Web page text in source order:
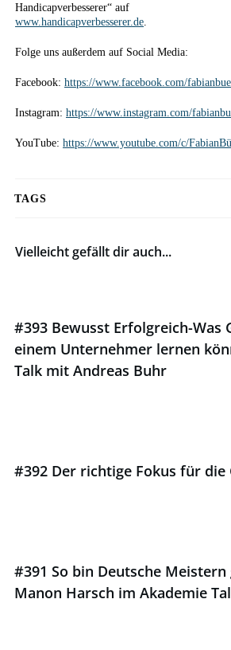
Handicapverbesserer“ auf
www.handicapverbesserer.de.
Folge uns außerdem auf Social Media:
Facebook: https://www.facebook.com/
Instagram: https://www.instagram.com/
YouTube: https://www.youtube.com/c/
TAGS
Vielleicht gefällt dir auch...
#393 Bewusst Erfolgreich-Was
einem Unternehmer lernen
Talk mit Andreas Buhr
#392 Der richtige Fokus für die
#391 So bin Deutsche
Manon Harsch im Akademie